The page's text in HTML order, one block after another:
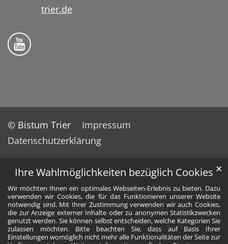
Ihre Wahlmöglichkeiten bezüglich Cookies
Wir möchten Ihnen ein optimales Webseiten-Erlebnis zu bieten. Dazu
verwenden wir Cookies, die für das Funktionieren unserer Website
notwendig sind. Mit Ihrer Zustimmung verwenden wir auch Cookies,
die zur Anzeige externer Inhalte oder zu anonymen Statistikzwecken
genutzt werden. Sie können selbst entscheiden, welche Kategorien Sie
zulassen möchten. Bitte beachten Sie, dass auf Basis Ihrer
Einstellungen womöglich nicht mehr alle Funktionalitäten der Seite zur
✕
trier.de
Folge uns auf YouTube
© Bistum Trier
Impressum
Datenschutzerklärung